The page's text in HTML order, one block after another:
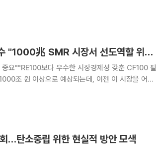
[SMR 세미나] 김성중 한양대 교수 "1000兆 SMR 시장서 선도역할 위해 모든 역량 끌어모아야"
요""RE100보다 우수한 시장경제성 갖춘 CF100 필
S
…탄소중립 위한 현실적 방안 모색